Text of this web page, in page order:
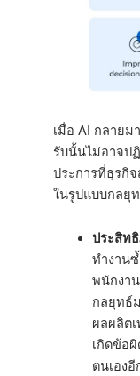
เมื่อ AI กลาย
รับนั้นไม่อาจป
ประการที่ธุรกิ
ในรูปแบบกลยุ
ประสิท
ทำงาน
พนักงา
กลยุทธ์
ผลผลิต
เกิดข้อ
ตนเองอี